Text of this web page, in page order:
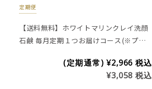
定期便
【送料無料】ホワイトマリンクレイ洗顔
石鹸 毎月定期１つお届けコース(※プラ
(定期通常) ¥2,966税込
¥3,058税込